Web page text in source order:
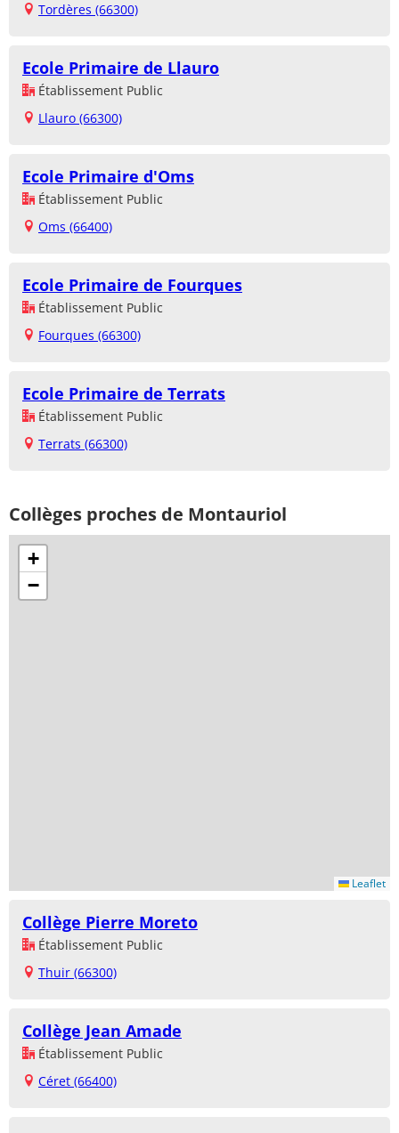
Tordères (66300)
Ecole Primaire de Llauro
Établissement Public
Llauro (66300)
Ecole Primaire d'Oms
Établissement Public
Oms (66400)
Ecole Primaire de Fourques
Établissement Public
Fourques (66300)
Ecole Primaire de Terrats
Établissement Public
Terrats (66300)
Collèges proches de Montauriol
+
−
Leaflet
Collège Pierre Moreto
Établissement Public
Thuir (66300)
Collège Jean Amade
Établissement Public
Céret (66400)